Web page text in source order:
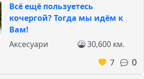
Всё ещё пользуетесь
кочергой? Тогда мы идём к
Вам!
Аксесуари
30,600 км.
7
0